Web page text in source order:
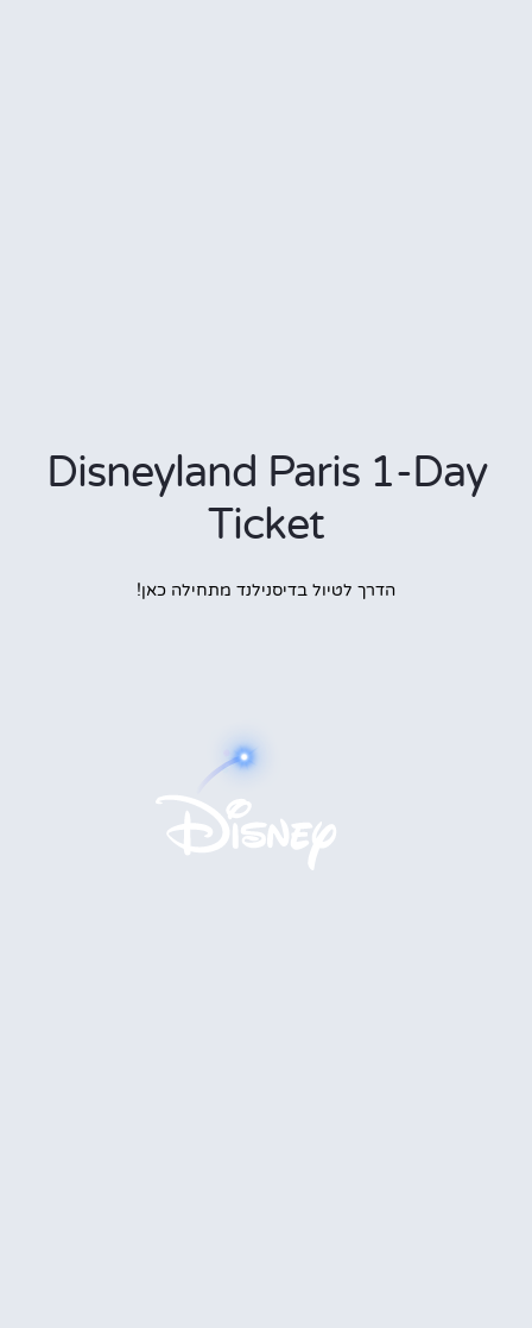
Disneyland Paris 1-Day
Ticket
הדרך לטיול בדיסנילנד מתחילה כאן!